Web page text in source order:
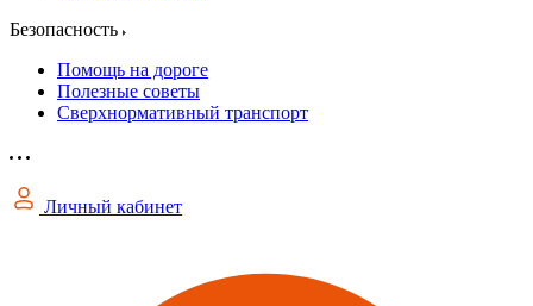
Безопасность
Помощь на дороге
Полезные советы
Сверхнормативный транспорт
Личный кабинет